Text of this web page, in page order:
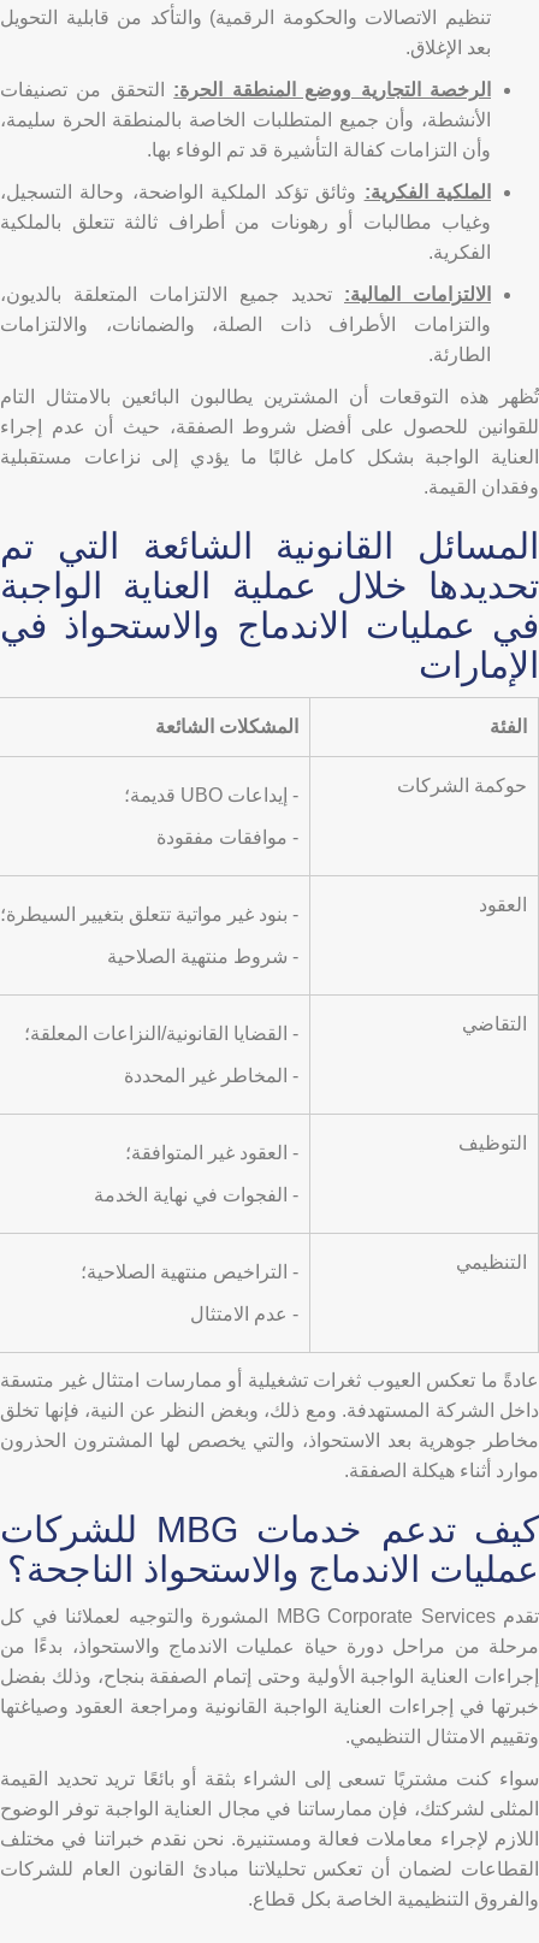
تنظيم الاتصالات والحكومة الرقمية) والتأكد من قابلية التحويل
بعد الإغلاق.
الرخصة التجارية ووضع المنطقة الحرة: التحقق من تصنيفات
الأنشطة، وأن جميع المتطلبات الخاصة بالمنطقة الحرة سليمة،
وأن التزامات كفالة التأشيرة قد تم الوفاء بها.
الملكية الفكرية: وثائق تؤكد الملكية الواضحة، وحالة التسجيل،
وغياب مطالبات أو رهونات من أطراف ثالثة تتعلق بالملكية
الفكرية.
الالتزامات المالية: تحديد جميع الالتزامات المتعلقة بالديون،
والتزامات الأطراف ذات الصلة، والضمانات، والالتزامات
الطارئة.
تُظهر هذه التوقعات أن المشترين يطالبون البائعين بالامتثال التام
للقوانين للحصول على أفضل شروط الصفقة، حيث أن عدم إجراء
العناية الواجبة بشكل كامل غالبًا ما يؤدي إلى نزاعات مستقبلية
وفقدان القيمة.
المسائل القانونية الشائعة التي تم
تحديدها خلال عملية العناية الواجبة
في عمليات الاندماج والاستحواذ في
الإمارات
الفئة المشكلات الشائعة
حوكمة الشركات - إيداعات UBO قديمة؛
- موافقات مفقودة
العقود - بنود غير مواتية تتعلق بتغيير السيطرة؛
- شروط منتهية الصلاحية
التقاضي - القضايا القانونية/النزاعات المعلقة؛
- المخاطر غير المحددة
التوظيف - العقود غير المتوافقة؛
- الفجوات في نهاية الخدمة
التنظيمي - التراخيص منتهية الصلاحية؛
- عدم الامتثال
عادةً ما تعكس العيوب ثغرات تشغيلية أو ممارسات امتثال غير متسقة
داخل الشركة المستهدفة. ومع ذلك، وبغض النظر عن النية، فإنها تخلق
مخاطر جوهرية بعد الاستحواذ، والتي يخصص لها المشترون الحذرون
موارد أثناء هيكلة الصفقة.
كيف تدعم خدمات MBG للشركات
عمليات الاندماج والاستحواذ الناجحة؟
تقدم MBG Corporate Services المشورة والتوجيه لعملائنا في كل
مرحلة من مراحل دورة حياة عمليات الاندماج والاستحواذ، بدءًا من
إجراءات العناية الواجبة الأولية وحتى إتمام الصفقة بنجاح، وذلك بفضل
خبرتها في إجراءات العناية الواجبة القانونية ومراجعة العقود وصياغتها
وتقييم الامتثال التنظيمي.
سواء كنت مشتريًا تسعى إلى الشراء بثقة أو بائعًا تريد تحديد القيمة
المثلى لشركتك، فإن ممارساتنا في مجال العناية الواجبة توفر الوضوح
اللازم لإجراء معاملات فعالة ومستنيرة. نحن نقدم خبراتنا في مختلف
القطاعات لضمان أن تعكس تحليلاتنا مبادئ القانون العام للشركات
والفروق التنظيمية الخاصة بكل قطاع.